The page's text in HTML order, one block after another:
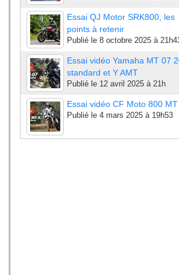
Essai QJ Motor SRK800, les
points à retenir
Publié le 8 octobre 2025 à
Essai vidéo Yamaha MT 07
standard et Y AMT
Publié le 12 avril 2025 à 21h
Essai vidéo CF Moto 800
Publié le 4 mars 2025 à 19h53